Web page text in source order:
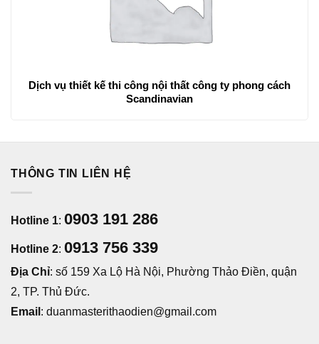
Dịch vụ thiết kế thi công nội thất công ty phong cách
Scandinavian
THÔNG TIN LIÊN HỆ
Hotline 1: 0903 191 286
Hotline 2: 0913 756 339
Địa Chỉ: số 159 Xa Lộ Hà Nội, Phường Thảo Điền, quận
2, TP. Thủ Đức.
Email : duanmasterithaodien@gmail.com